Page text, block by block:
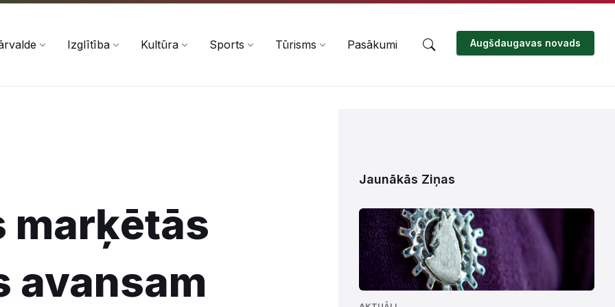
Izglītība Kultūra Sports Tūrisms Pasākumi Augšdaugavas novads
marķētās
avansam
Jaunākās Ziņas